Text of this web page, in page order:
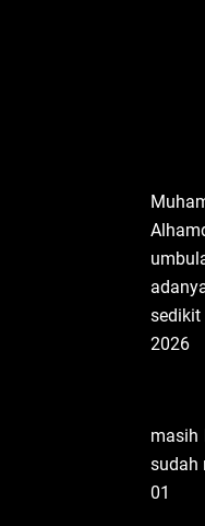
2026
‎masih
sudah
01